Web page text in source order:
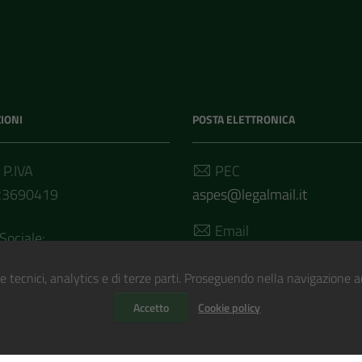
tecnici, analytics e di terze parti. Proseguendo nella navigazione
Accetto Cookie policy
POSTA ELETTRONICA
PEC
aspes@legalmail.it
Email
con WordPress |Tema grafico ItaliaWP2 | Basato sul